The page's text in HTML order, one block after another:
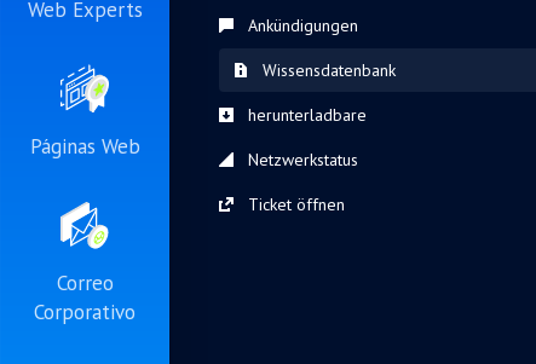
Web Experts
Páginas Web
Correo
Corporativo
Ankündigungen
Wissensdatenbank
herunterladbare
Netzwerkstatus
Ticket öffnen